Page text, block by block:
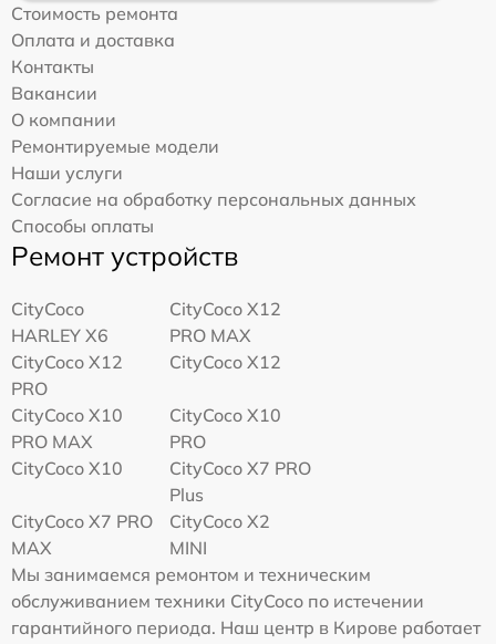
Стоимость ремонта
Оплата и доставка
Контакты
Вакансии
О компании
Ремонтируемые модели
Наши услуги
Согласие на обработку персональных данных
Способы оплаты
Ремонт устройств
CityCoco
HARLEY X6
CityCoco X12
PRO MAX
CityCoco X12
PRO
CityCoco X12
CityCoco X10
PRO MAX
CityCoco X10
PRO
CityCoco X10
CityCoco X7 PRO
Plus
CityCoco X7 PRO
MAX
CityCoco X2
MINI
Мы занимаемся ремонтом и техническим
обслуживанием техники CityCoco по истечении
гарантийного периода. Наш центр в Кирове работает